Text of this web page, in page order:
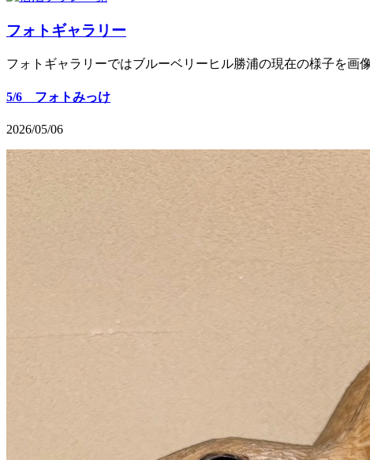
フォトギャラリー
フォトギャラリーではブルーベリーヒル勝浦の現在の様子を画
5/6 フォトみっけ
2026/05/06